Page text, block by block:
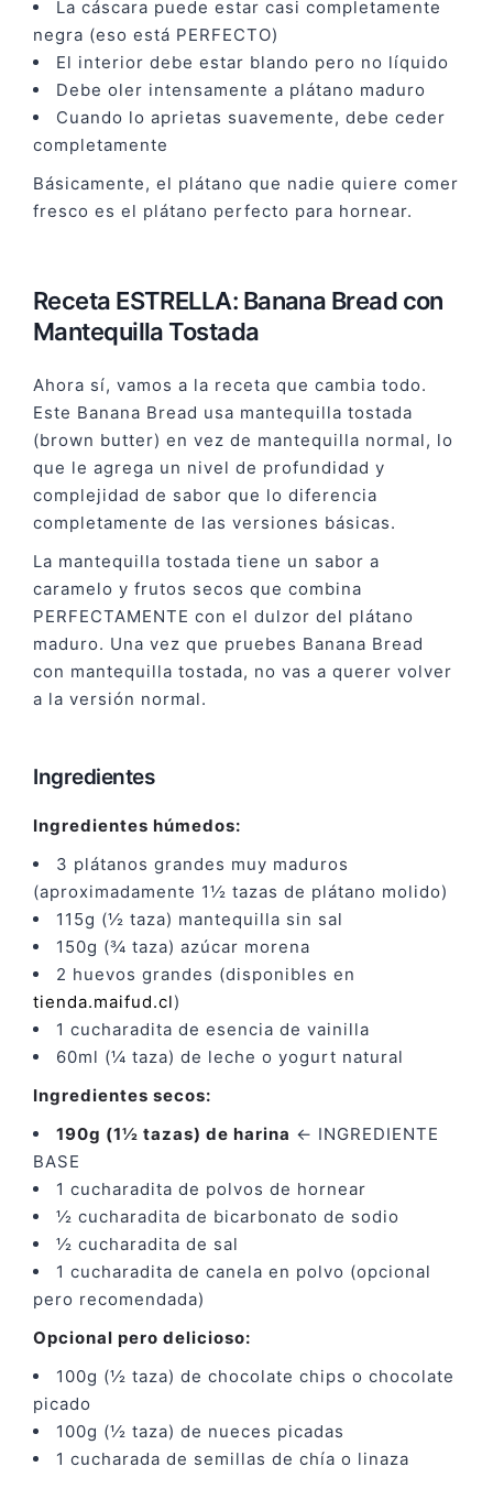
La cáscara puede estar casi completamente
negra (eso está PERFECTO)
El interior debe estar blando pero no líquido
Debe oler intensamente a plátano maduro
Cuando lo aprietas suavemente, debe ceder
completamente
Básicamente, el plátano que nadie quiere comer
fresco es el plátano perfecto para hornear.
Receta ESTRELLA: Banana Bread con
Mantequilla Tostada
Ahora sí, vamos a la receta que cambia todo.
Este Banana Bread usa mantequilla tostada
(brown butter) en vez de mantequilla normal, lo
que le agrega un nivel de profundidad y
complejidad de sabor que lo diferencia
completamente de las versiones básicas.
La mantequilla tostada tiene un sabor a
caramelo y frutos secos que combina
PERFECTAMENTE con el dulzor del plátano
maduro. Una vez que pruebes Banana Bread
con mantequilla tostada, no vas a querer volver
a la versión normal.
Ingredientes
Ingredientes húmedos:
3 plátanos grandes muy maduros
(aproximadamente 1½ tazas de plátano molido)
115g (½ taza) mantequilla sin sal
150g (¾ taza) azúcar morena
2 huevos grandes (disponibles en
tienda.maifud.cl)
1 cucharadita de esencia de vainilla
60ml (¼ taza) de leche o yogurt natural
Ingredientes secos:
190g (1½ tazas) de harina ← INGREDIENTE
BASE
1 cucharadita de polvos de hornear
½ cucharadita de bicarbonato de sodio
½ cucharadita de sal
1 cucharadita de canela en polvo (opcional
pero recomendada)
Opcional pero delicioso:
100g (½ taza) de chocolate chips o chocolate
picado
100g (½ taza) de nueces picadas
1 cucharada de semillas de chía o linaza